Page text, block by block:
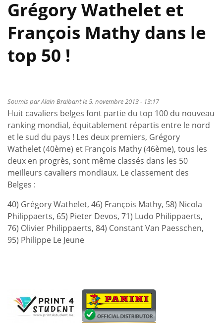
Grégory Wathelet et
François Mathy dans le
top 50 !
Soumis parAlain Braibantle 5. novembre 2013 - 13:17
Huit cavaliers belges font partie du top 100 du nouveau
ranking mondial, équitablement répartis entre le nord
et le sud du pays ! Les deux premiers, Grégory
Wathelet (40ème) et François Mathy (46ème), tous les
deux en progrès, sont même classés dans les 50
meilleurs cavaliers mondiaux. Le classement des
Belges :
40) Grégory Wathelet, 46) François Mathy, 58) Nicola
Philippaerts, 65) Pieter Devos, 71) Ludo Philippaerts,
76) Olivier Philippaerts, 84) Constant Van Paesschen,
95) Philippe Le Jeune